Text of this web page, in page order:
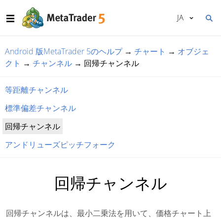
JA
Android 版MetaTrader 5のヘルプ→ チャート → オブジェ
クト → チャンネル → 回帰チャンネル
等距離チャンネル
標準偏差チャンネル
回帰チャンネル
アンドリューズピッチフォーク
回帰チャンネル
回帰チャンネルは、最小二乗法を用いて、価格チャート上